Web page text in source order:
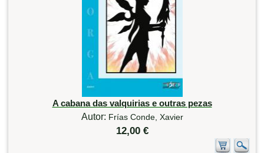
A cabana das valquirias e outras pezas
Autor: Frías Conde, Xavier
12,00 €